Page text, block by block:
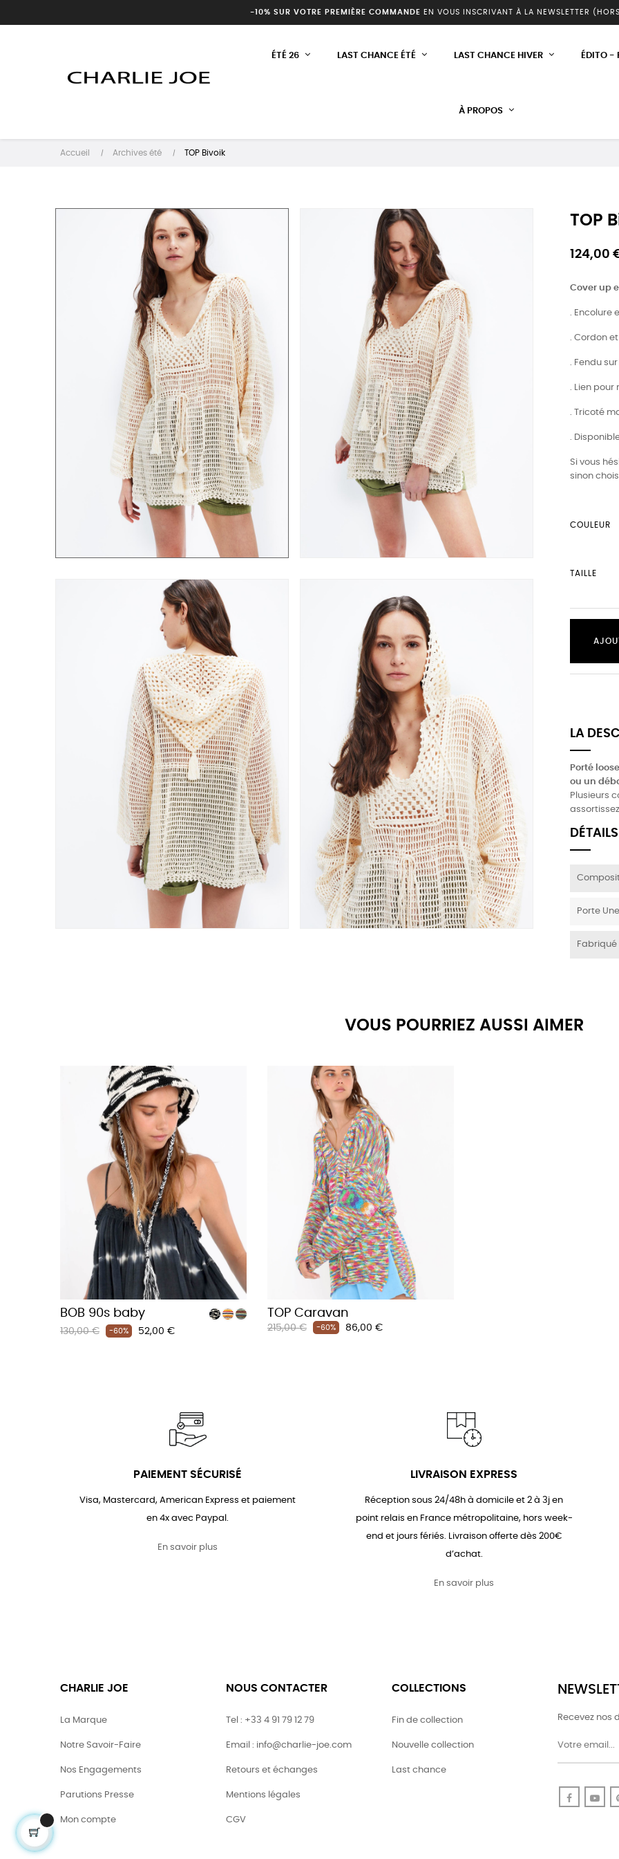
-10% SUR VOTRE PREMIÈRE COMMANDE EN VOUS INSCRIVANT À LA NEWSLETTER
ÉTÉ 26 LAST CHANCE ÉTÉ LAST CHANCE HIVER ÉDITO -
À PROPOS
Accueil Archives été TOP Bivoik
TOP
124,00
Cover up
. Encolure
. Cordon
. Fendu
. Lien pour
. Tricoté
.
Si vous
sinon
COULEUR
TAILLE
LA
Porté
ou un
Plusieurs
Porte
Fabriqué
VOUS POURRIEZ AUSSI AIMER
BOB 90s baby
Prix
130,00 € -60% Prix
52,00 €
TOP Caravan
Prix
215,00 € -60% Prix
86,00 €
PAIEMENT SÉCURISÉ
Visa, Mastercard, American Express et paiement
en 4x avec Paypal.
En savoir plus
LIVRAISON EXPRESS
Réception sous 24/48h à domicile et 2 à 3j en
point relais en France métropolitaine, hors week-
end et jours fériés. Livraison offerte dès 200€
d’achat.
En savoir plus
CHARLIE JOE
La Marque
Notre Savoir-Faire
Nos Engagements
Parutions Presse
Mon compte
NOUS CONTACTER
Tel : +33 4 91 79 12 79
Email : info@charlie-joe.com
Retours et échanges
Mentions légales
CGV
COLLECTIONS
Fin de collection
Nouvelle collection
Last chance
Recevez nos